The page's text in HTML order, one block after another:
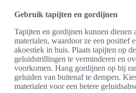
Gebruik tapijten en gordijnen
Tapijten en gordijnen kunnen dienen
materialen, waardoor ze een positief
akoestiek in huis. Plaats tapijten op
geluidstrillingen te verminderen en
voorkomen. Hang gordijnen op bij
geluiden van buitenaf te dempen.
materialen voor een betere